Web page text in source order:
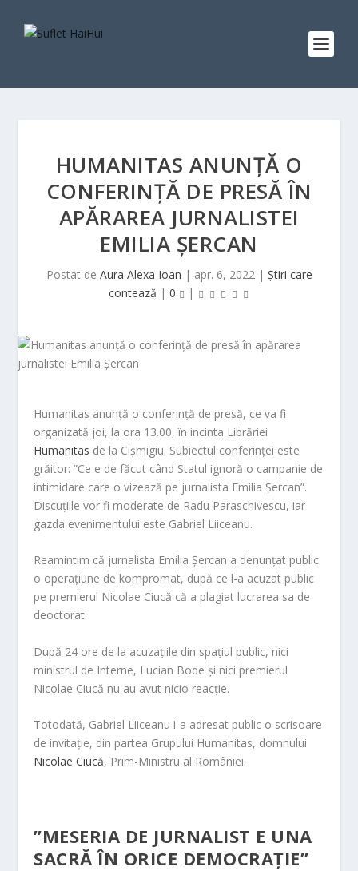
HUMANITAS ANUNȚĂ O
CONFERINȚĂ DE PRESĂ ÎN
APĂRAREA JURNALISTEI
EMILIA ȘERCAN
Postat de Aura Alexa Ioan | apr. 6, 2022| Știri care
contează | 0 |
Humanitas anunță o conferință de presă, ce va fi
organizată joi, la ora 13.00, în incinta Librăriei
Humanitas de la Cișmigiu. Subiectul conferinței este
grăitor: ”Ce e de făcut când Statul ignoră o campanie de
intimidare care o vizează pe jurnalista Emilia Șercan”.
Discuțiile vor fi moderate de Radu Paraschivescu, iar
gazda evenimentului este Gabriel Liiceanu.
Reamintim că jurnalista Emilia Șercan a denunțat public
o operațiune de kompromat, după ce l-a acuzat public
pe premierul Nicolae Ciucă că a plagiat lucrarea sa de
deoctorat.
După 24 ore de la acuzațiile din spațiul public, nici
ministrul de Interne, Lucian Bode și nici premierul
Nicolae Ciucă nu au avut nicio reacție.
​​Totodată, Gabriel Liiceanu i-a adresat public o scrisoare
de invitație, din partea Grupului Humanitas, domnului
Nicolae Ciucă, Prim-Ministru al României.
”MESERIA DE JURNALIST E UNA
SACRĂ ÎN ORICE DEMOCRAȚIE”